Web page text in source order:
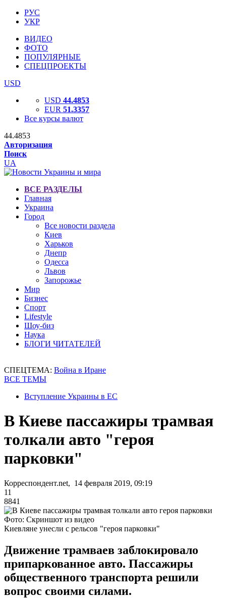
РУС
УКР
ВИДЕО
ФОТО
ПОПУЛЯРНЫЕ
СПЕЦПРОЕКТЫ
USD
USD 44.4853
EUR 51.3357
Все курсы валют
44.4853
Авторизация
Поиск
UA
ВСЕ РАЗДЕЛЫ
Главная
Украина
Город
Все новости раздела
Киев
Харьков
Днепр
Одесса
Львов
Запорожье
Мир
Бизнес
Спорт
Lifestyle
Шоу-биз
Наука
БЛОГИ ЧИТАТЕЛЕЙ
СПЕЦТЕМА: Война в Иране
ВСЕ ТЕМЫ
Вступление Украины в ЕС
В Киеве пассажиры трамвая
толкали авто "героя
парковки"
Корреспондент.net, 14 февраля 2019, 09:19
11
8841
Фото: Скриншот из видео
Киевляне унесли с рельсов "героя парковки"
Движение трамваев заблокировало
припаркованное авто. Пассажиры
общественного транспорта решили
вопрос своими силами.